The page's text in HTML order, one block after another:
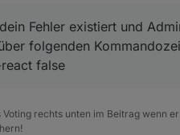
Fehler existiert und
folgenden
false
Voting rechts unten im Beitrag wenn